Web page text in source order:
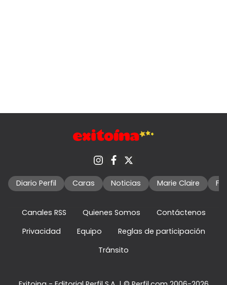
Diario Perfil Caras Noticias Marie Claire
Canales RSS Quienes Somos
Contáctenos
Privacidad
Equipo
Reglas de participación
Tránsito